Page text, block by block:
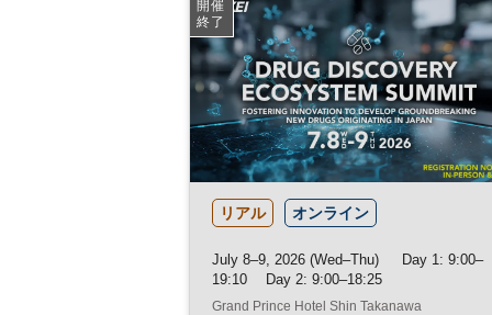
開催
終了
リアル オンライン
July 8–9, 2026 (Wed–Thu) Day 1: 9:00–
19:10 Day 2: 9:00–18:25
Grand Prince Hotel Shin Takanawa